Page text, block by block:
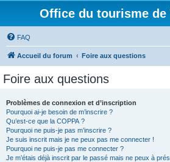
Office du tourisme de
FAQ
Accueil du forum Foire aux questions
Foire aux questions
Problèmes de connexion et d’inscription
Pourquoi ai-je besoin de m’inscrire ?
Qu’est-ce que la COPPA ?
Pourquoi ne puis-je pas m’inscrire ?
Je suis inscrit mais je ne peux pas me connecter !
Pourquoi ne puis-je pas me connecter ?
Je m’étais déjà inscrit par le passé mais ne peux à